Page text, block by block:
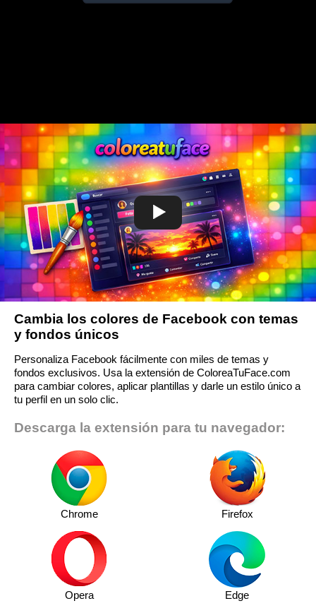
Cambia los colores de Facebook con temas
y fondos únicos
Personaliza Facebook fácilmente con miles de temas y
fondos exclusivos. Usa la extensión de ColoreaTuFace.com
para cambiar colores, aplicar plantillas y darle un estilo único a
tu perfil en un solo clic.
Descarga la extensión para tu navegador:
Chrome Firefox
Opera Edge